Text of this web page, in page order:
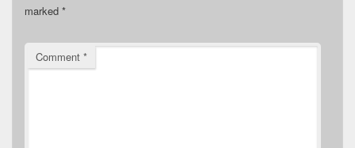
marked *
Comment *